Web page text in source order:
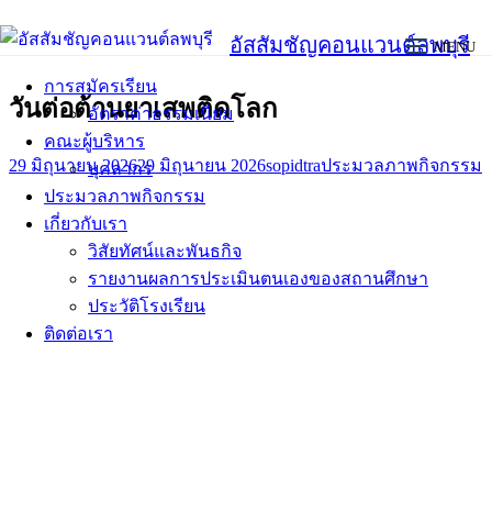
Skip
to
อัสสัมชัญคอนแวนต์ลพบุรี
MENU
การสมัครเรียน
อัตราค่าธรรมเนียม
คณะผู้บริหาร
บุคลากร
ประมวลภาพกิจกรรม
เกี่ยวกับเรา
วิสัยทัศน์และพันธกิจ
รายงานผลการประเมินตนเองของสถานศึกษา
ประวัติโรงเรียน
ติดต่อเรา
วันต่อต้านยาเสพติดโลก
วันต่อต้านยาเสพติดโลก
29 มิถุนายน 202629 มิถุนายน 2026sopidtraประมวลภาพกิจกรรม